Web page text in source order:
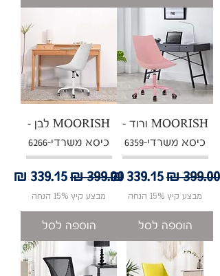
MOORISH ורוד -
כיסא משרדי-6359
מחיר רגילמחיר מבצע
מבצע קיץ 15% הנחה
הוספה לסל
MOORISH לבן -
כיסא משרדי-6266
מחיר רגילמחיר
מבצע קיץ 15% הנחה
הוספה לסל